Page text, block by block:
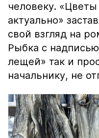
человеку.
актуально»
свой взгляд на
Рыбка с
лещей» так и
начальнику, не